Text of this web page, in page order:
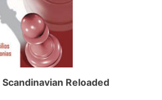
Reloaded